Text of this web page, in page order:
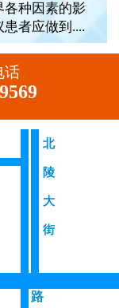
各种因素的影
者应做到....
话
北
陵
大
街
路